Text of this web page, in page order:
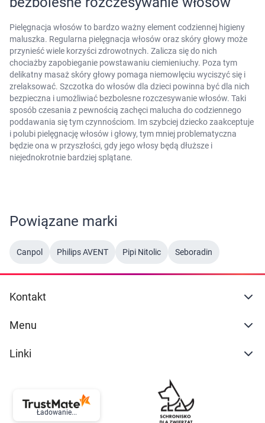
Pielęgnacja włosów to bardzo ważny element codziennej higieny
maluszka. Regularna pielęgnacja włosów oraz skóry głowy może
przynieść wiele korzyści zdrowotnych. Zalicza się do nich
chociażby zapobieganie powstawaniu ciemieniuchy. Poza tym
delikatny masaż skóry głowy pomaga niemowlęciu wyciszyć się i
zrelaksować. Szczotka do włosów dla dzieci powinna być dla nich
bezpieczna i umożliwiać bezbolesne rozczesywanie włosów. Taki
sposób czesania z pewnością zachęci malucha do codziennego
poddawania się tym czynnościom. Im szybciej dziecko zaakceptuje
i polubi pielęgnację włosów i głowy, tym mniej problematyczna
będzie ona w przyszłości, gdy jego włosy będą dłuższe i
niejednokrotnie bardziej splątane.
Powiązane marki
Canpol Philips AVENT Pipi Nitolic Seboradin
Kontakt
Menu
Linki
Ładowanie...